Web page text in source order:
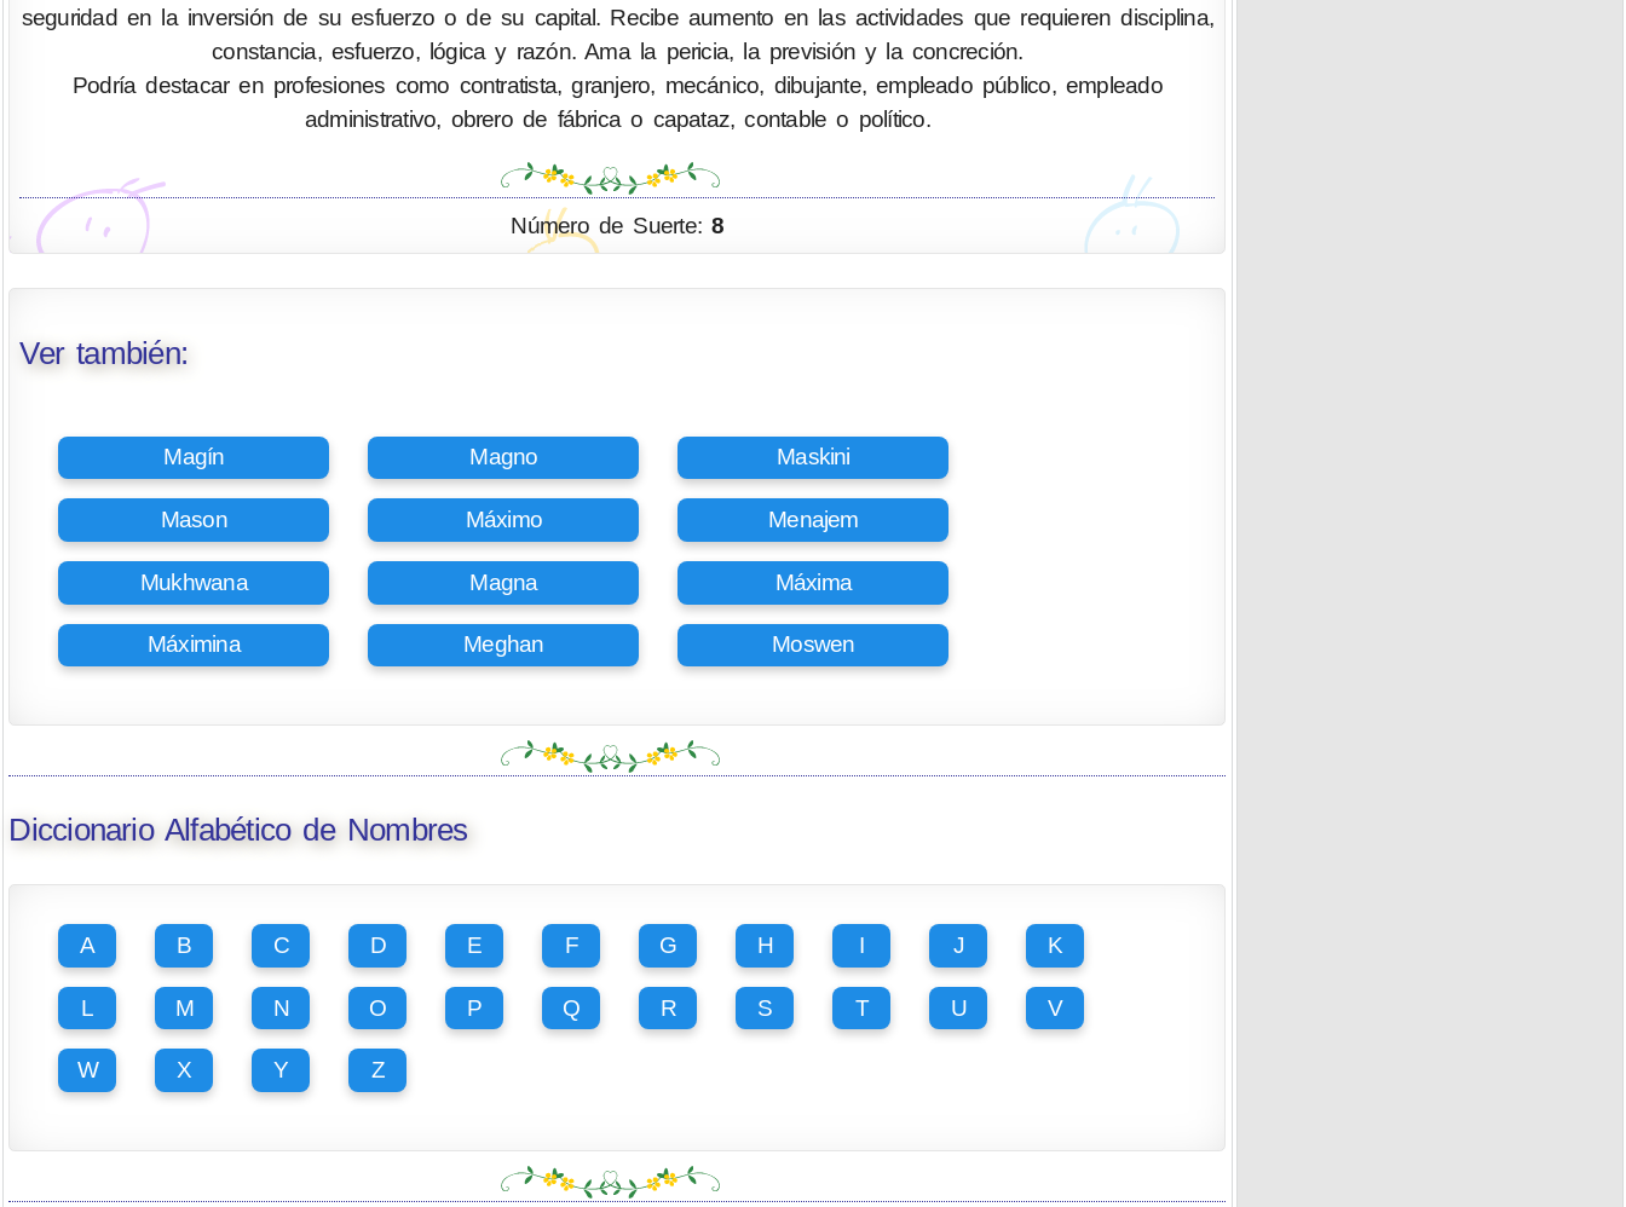
seguridad en la inversión de su esfuerzo o de su capital. Recibe aumento en las actividades que requieren disciplina,
constancia, esfuerzo, lógica y razón. Ama la pericia, la previsión y la concreción.
Podría destacar en profesiones como contratista, granjero, mecánico, dibujante, empleado público, empleado
administrativo, obrero de fábrica o capataz, contable o político.
Número de Suerte:8
Ver también:
Magín Magno Maskini
Mason Máximo Menajem
Mukhwana Magna Máxima
Máximina Meghan Moswen
Diccionario Alfabético de Nombres
A B C D E F G H I J K
L M N O P Q R S T U V
W X Y Z